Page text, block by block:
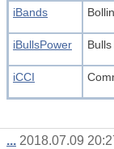
iBands
iBullsPower
iCCI
... 2018.07.09